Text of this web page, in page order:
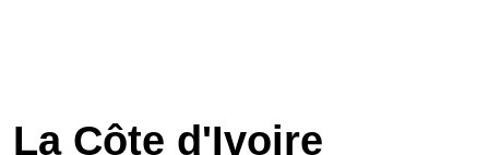
La Côte d'Ivoire